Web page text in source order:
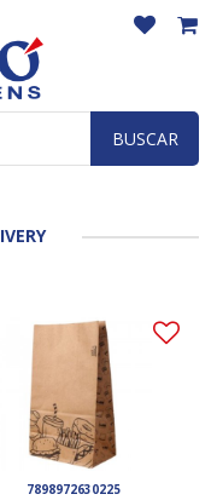
BUSCAR
7898972630225